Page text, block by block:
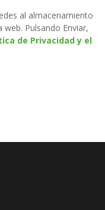
al almacenamiento
Pulsando Enviar,
de Privacidad y el